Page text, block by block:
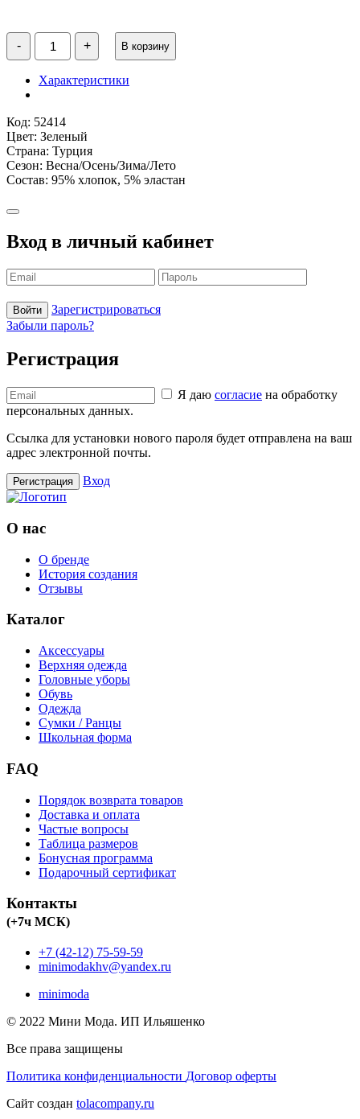
-
Количество
товара
Водолазка
для
девочки
WB
+ В корзину
Характеристики
Код: 52414
Цвет: Зеленый
Страна: Турция
Сезон: Весна/Осень/Зима/Лето
Состав: 95% хлопок, 5% эластан
Вход в личный кабинет
Войти
Зарегистрироваться
Забыли пароль?
Регистрация
Я даю согласие на обработку
персональных данных.
Ссылка для установки нового пароля будет отправлена ​​на ваш
адрес электронной почты.
Регистрация Вход
О нас
О бренде
История создания
Отзывы
Каталог
Аксессуары
Верхняя одежда
Головные уборы
Обувь
Одежда
Сумки / Ранцы
Школьная форма
FAQ
Порядок возврата товаров
Доставка и оплата
Частые вопросы
Таблица размеров
Бонусная программа
Подарочный сертификат
Контакты
(+7ч МСК)
+7 (42-12) 75-59-59
minimodakhv@yandex.ru
minimoda
© 2022 Мини Мода. ИП Ильяшенко
Все права защищены
Политика конфиденциальности Договор оферты
Сайт создан tolacompany.ru